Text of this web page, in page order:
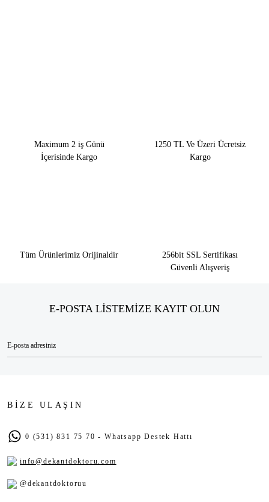
Maximum 2 iş Günü
İçerisinde Kargo
1250 TL Ve Üzeri Ücretsiz
Kargo
Tüm Ürünlerimiz Orijinaldir
256bit SSL Sertifikası
Güvenli Alışveriş
E-POSTA LİSTEMİZE KAYIT OLUN
BİZE ULAŞIN
0 (531) 831 75 70 - Whatsapp Destek Hattı
info@dekantdoktoru.com
@dekantdoktoruu